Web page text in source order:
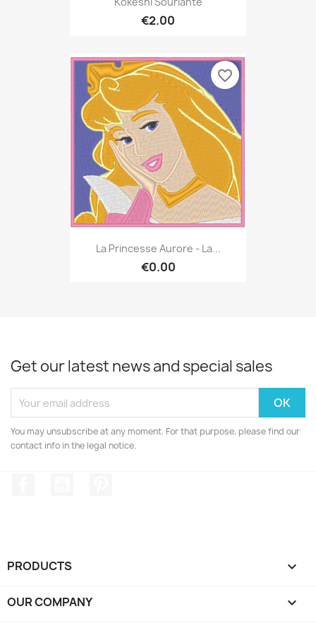
€2.00
La Princesse Aurore - La...
€0.00
favorite_border
Get our latest news and special sales
You may unsubscribe at any moment. For that purpose, please find our
contact info in the legal notice.
PRODUCTS 
OUR COMPANY 